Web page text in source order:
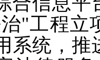
"工程立
系统，